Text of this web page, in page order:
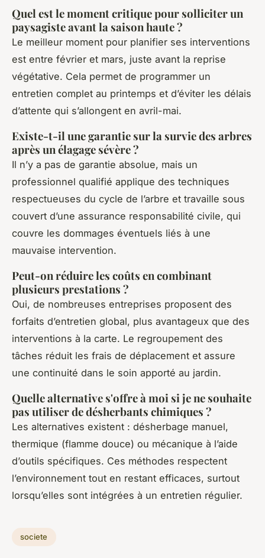
Quel est le moment critique pour solliciter un
paysagiste avant la saison haute ?
Le meilleur moment pour planifier ses interventions
est entre février et mars, juste avant la reprise
végétative. Cela permet de programmer un
entretien complet au printemps et d’éviter les délais
d’attente qui s’allongent en avril-mai.
Existe-t-il une garantie sur la survie des arbres
après un élagage sévère ?
Il n’y a pas de garantie absolue, mais un
professionnel qualifié applique des techniques
respectueuses du cycle de l’arbre et travaille sous
couvert d’une assurance responsabilité civile, qui
couvre les dommages éventuels liés à une
mauvaise intervention.
Peut-on réduire les coûts en combinant
plusieurs prestations ?
Oui, de nombreuses entreprises proposent des
forfaits d’entretien global, plus avantageux que des
interventions à la carte. Le regroupement des
tâches réduit les frais de déplacement et assure
une continuité dans le soin apporté au jardin.
Quelle alternative s'offre à moi si je ne souhaite
pas utiliser de désherbants chimiques ?
Les alternatives existent : désherbage manuel,
thermique (flamme douce) ou mécanique à l’aide
d’outils spécifiques. Ces méthodes respectent
l’environnement tout en restant efficaces, surtout
lorsqu’elles sont intégrées à un entretien régulier.
societe